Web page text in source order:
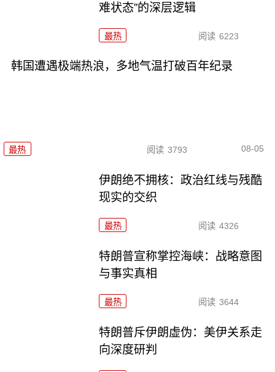
难状态”的深层逻辑
最热 阅读 6223
韩国遭遇极端热浪，多地气温打破百年纪录
最热 阅读 3793 08-05
伊朗绝不拥核：政治红线与残酷
现实的交织
最热 阅读 4326
特朗普宣称掌控海峡：战略意图
与事实真相
最热 阅读 3644
特朗普斥伊朗虚伪：美伊关系走
向深度研判